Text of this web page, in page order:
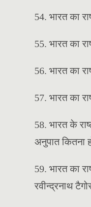
54. भारत का
55. भारत का
56. भारत का
57. भारत का
58. भारत के
अनुपात कितना
59. भारत का
रवीन्द्रनाथ